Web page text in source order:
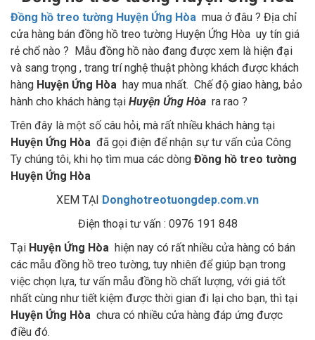
Đồng hồ treo tường Huyện Ứng Hòa mua ở đâu ? Địa chỉ
cửa hàng bán đồng hồ treo tường Huyện Ứng Hòa uy tín giá
rẻ chổ nào ? Mẫu đồng hồ nào đang được xem là hiện đại
và sang trọng , trang trí nghệ thuật phòng khách được khách
hàng Huyện Ứng Hòa hay mua nhất. Chế độ giao hàng, bảo
hành cho khách hàng tại Huyện Ứng Hòa ra rao ?
Trên đây là một số câu hỏi, mà rất nhiều khách hàng tại
Huyện Ứng Hòa đã gọi điện để nhận sự tư vấn của Công
Ty chúng tôi, khi họ tìm mua các dòng Đồng hồ treo tường
Huyện Ứng Hòa
XEM TẠI Donghotreotuongdep.com.vn
Điện thoại tư vấn : 0976 191 848
Tại Huyện Ứng Hòa hiện nay có rất nhiều cửa hàng có bán
các mẫu đồng hồ treo tường, tuy nhiên để giúp bạn trong
việc chọn lựa, tư vấn mẫu đồng hồ chất lượng, với giá tốt
nhất cùng như tiết kiệm được thời gian đi lại cho bạn, thì tại
Huyện Ứng Hòa chưa có nhiều cửa hàng đáp ứng được
điều đó.